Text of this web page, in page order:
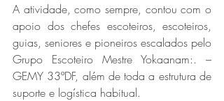
A atividade, como sempre, contou com o
apoio dos chefes escoteiros, escoteiros,
guias, seniores e pioneiros escalados pelo
Grupo Escoteiro Mestre Yokaanam:. –
GEMY 33ºDF, além de toda a estrutura de
suporte e logística habitual.